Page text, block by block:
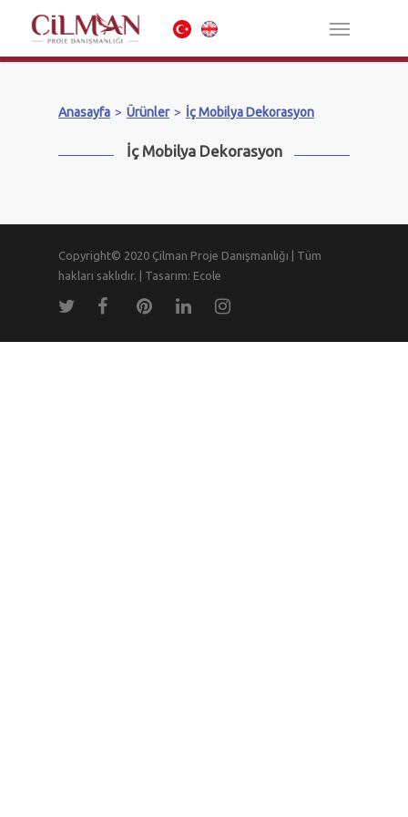
Anasayfa > Ürünler > İç Mobilya Dekorasyon
İç Mobilya Dekorasyon
Copyright© 2020 Çilman Proje Danışmanlığı | Tüm
hakları saklıdır. | Tasarım: Ecole